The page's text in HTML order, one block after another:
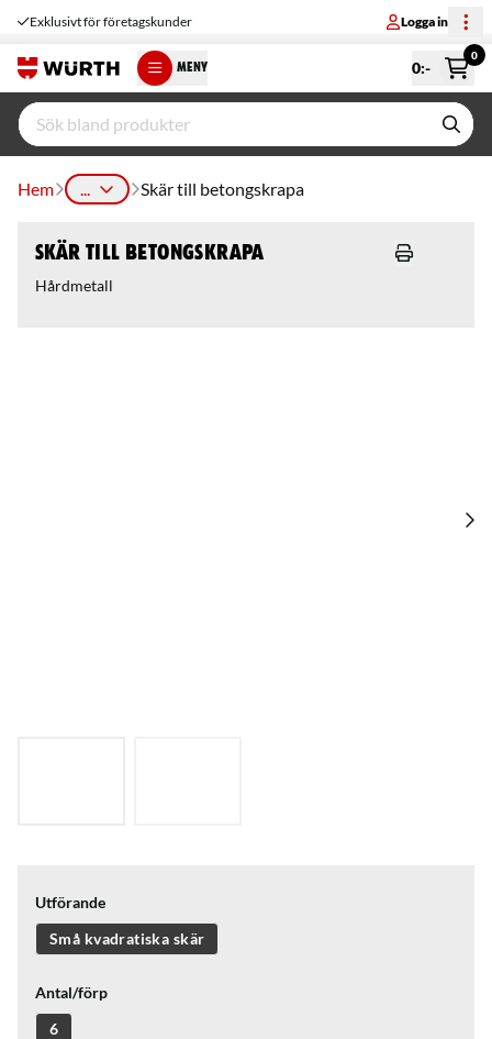
Exklusivt för företagskunder Logga in
MENY 0:-
0
Hem ... Skär till betongskrapa
Skär till betongskrapa
Hårdmetall
Utförande
Små kvadratiska skär
Antal/förp
6